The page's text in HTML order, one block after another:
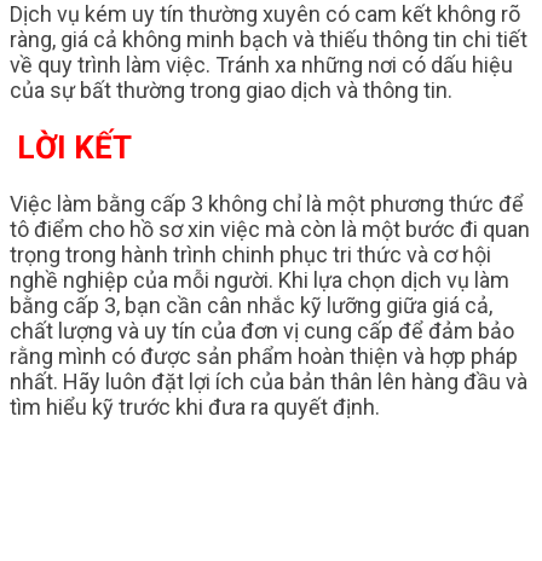
Dịch vụ kém uy tín thường xuyên có cam kết không rõ
ràng, giá cả không minh bạch và thiếu thông tin chi tiết
về quy trình làm việc. Tránh xa những nơi có dấu hiệu
của sự bất thường trong giao dịch và thông tin.
LỜI KẾT
Việc làm bằng cấp 3 không chỉ là một phương thức để
tô điểm cho hồ sơ xin việc mà còn là một bước đi quan
trọng trong hành trình chinh phục tri thức và cơ hội
nghề nghiệp của mỗi người. Khi lựa chọn dịch vụ làm
bằng cấp 3, bạn cần cân nhắc kỹ lưỡng giữa giá cả,
chất lượng và uy tín của đơn vị cung cấp để đảm bảo
rằng mình có được sản phẩm hoàn thiện và hợp pháp
nhất. Hãy luôn đặt lợi ích của bản thân lên hàng đầu và
tìm hiểu kỹ trước khi đưa ra quyết định.